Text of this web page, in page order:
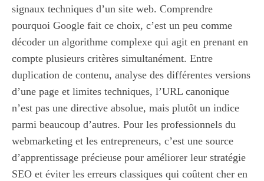
signaux techniques d’un site web. Comprendre
pourquoi Google fait ce choix, c’est un peu comme
décoder un algorithme complexe qui agit en prenant en
compte plusieurs critères simultanément. Entre
duplication de contenu, analyse des différentes versions
d’une page et limites techniques, l’URL canonique
n’est pas une directive absolue, mais plutôt un indice
parmi beaucoup d’autres. Pour les professionnels du
webmarketing et les entrepreneurs, c’est une source
d’apprentissage précieuse pour améliorer leur stratégie
SEO et éviter les erreurs classiques qui coûtent cher en